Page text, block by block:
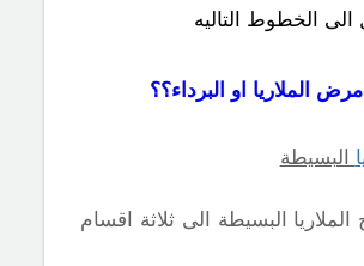
الى الخطوط التاليه
الملاريا او البرداء؟؟
البسيطة
البسيطة الى ثلاثة اقسام